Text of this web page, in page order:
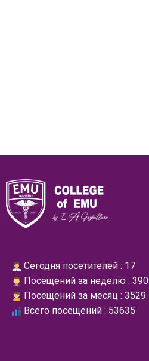
Сегодня посетителей : 17
Посещений за неделю : 390
Посещений за месяц : 3529
Всего посещений : 53635